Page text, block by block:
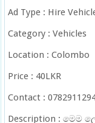
Ad Type : Hire
Category : Vehicles
Location : Colombo
Price : 40LKR
Contact :
Description : මෙම